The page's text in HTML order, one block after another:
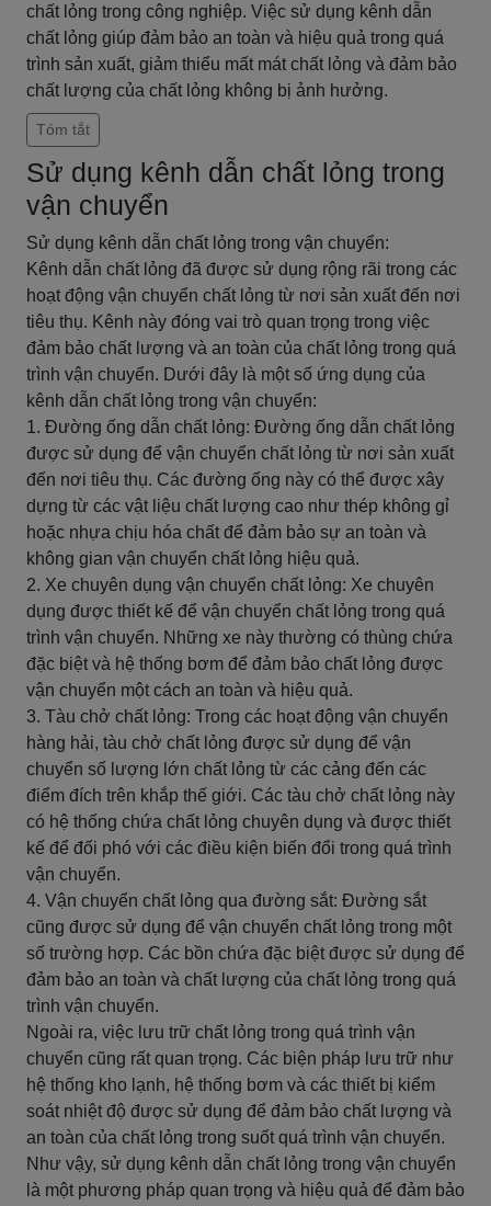
chất lỏng trong công nghiệp. Việc sử dụng kênh dẫn
chất lỏng giúp đảm bảo an toàn và hiệu quả trong quá
trình sản xuất, giảm thiểu mất mát chất lỏng và đảm bảo
chất lượng của chất lỏng không bị ảnh hưởng.
Tóm tắt
Sử dụng kênh dẫn chất lỏng trong
vận chuyển
Sử dụng kênh dẫn chất lỏng trong vận chuyển:
Kênh dẫn chất lỏng đã được sử dụng rộng rãi trong các
hoạt động vận chuyển chất lỏng từ nơi sản xuất đến nơi
tiêu thụ. Kênh này đóng vai trò quan trọng trong việc
đảm bảo chất lượng và an toàn của chất lỏng trong quá
trình vận chuyển. Dưới đây là một số ứng dụng của
kênh dẫn chất lỏng trong vận chuyển:
1. Đường ống dẫn chất lỏng: Đường ống dẫn chất lỏng
được sử dụng để vận chuyển chất lỏng từ nơi sản xuất
đến nơi tiêu thụ. Các đường ống này có thể được xây
dựng từ các vật liệu chất lượng cao như thép không gỉ
hoặc nhựa chịu hóa chất để đảm bảo sự an toàn và
không gian vận chuyển chất lỏng hiệu quả.
2. Xe chuyên dụng vận chuyển chất lỏng: Xe chuyên
dụng được thiết kế để vận chuyển chất lỏng trong quá
trình vận chuyển. Những xe này thường có thùng chứa
đặc biệt và hệ thống bơm để đảm bảo chất lỏng được
vận chuyển một cách an toàn và hiệu quả.
3. Tàu chở chất lỏng: Trong các hoạt động vận chuyển
hàng hải, tàu chở chất lỏng được sử dụng để vận
chuyển số lượng lớn chất lỏng từ các cảng đến các
điểm đích trên khắp thế giới. Các tàu chở chất lỏng này
có hệ thống chứa chất lỏng chuyên dụng và được thiết
kế để đối phó với các điều kiện biến đổi trong quá trình
vận chuyển.
4. Vận chuyển chất lỏng qua đường sắt: Đường sắt
cũng được sử dụng để vận chuyển chất lỏng trong một
số trường hợp. Các bồn chứa đặc biệt được sử dụng để
đảm bảo an toàn và chất lượng của chất lỏng trong quá
trình vận chuyển.
Ngoài ra, việc lưu trữ chất lỏng trong quá trình vận
chuyển cũng rất quan trọng. Các biện pháp lưu trữ như
hệ thống kho lạnh, hệ thống bơm và các thiết bị kiểm
soát nhiệt độ được sử dụng để đảm bảo chất lượng và
an toàn của chất lỏng trong suốt quá trình vận chuyển.
Như vậy, sử dụng kênh dẫn chất lỏng trong vận chuyển
là một phương pháp quan trọng và hiệu quả để đảm bảo